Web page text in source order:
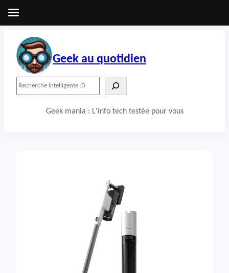
contenu
Geek au quotidien
Geek mania : L'info tech testée pour vous